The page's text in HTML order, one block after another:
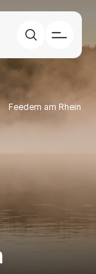
Feedern am Rhein